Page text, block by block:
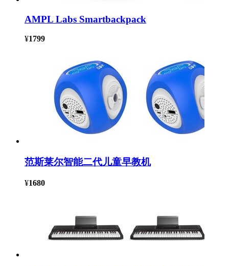
AMPL Labs Smartbackpack
¥1799
范斯莱尔智能二代儿童早教机
¥1680